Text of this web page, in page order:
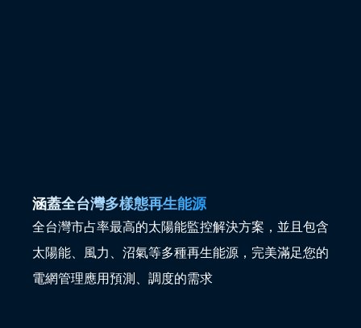
涵蓋全台灣多樣態再生能源
全台灣市占率最高的太陽能監控解決方案，並且包含
太陽能、風力、沼氣等多種再生能源，完美滿足您的
電網管理應用預測、調度的需求